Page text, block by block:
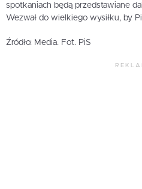
spotkaniach będą przedstawiane
Wezwał do wielkiego wysiłku, by
Źródło: Media. Fot. PiS